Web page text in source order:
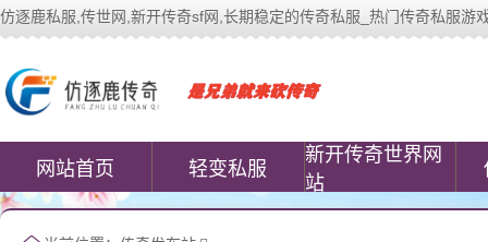
仿逐鹿私服,传世网,新开传奇sf网,长期稳定的传奇私服_热门传奇私服游
网站首页 轻变私服
新开传奇世界网
站